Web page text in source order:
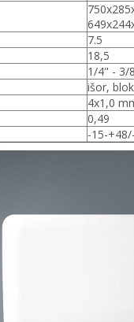
7.5
18,5
1/4" - 3/
išor,
4x1,0
0,49
-15-